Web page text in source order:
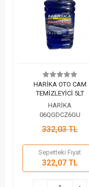
HARİKA OTO CAM
TEMİZLEYİCİ 5LT
HARİKA
06QGDCZ6GU
332,03 TL
Sepetteki Fiyat
322,07 TL